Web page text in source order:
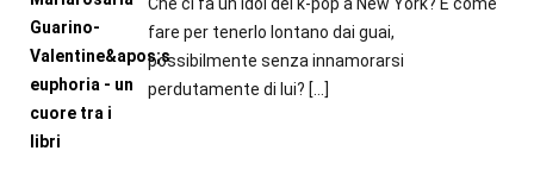
fare per tenerlo lontano dai guai,
possibilmente senza innamorarsi
perdutamente di lui? […]